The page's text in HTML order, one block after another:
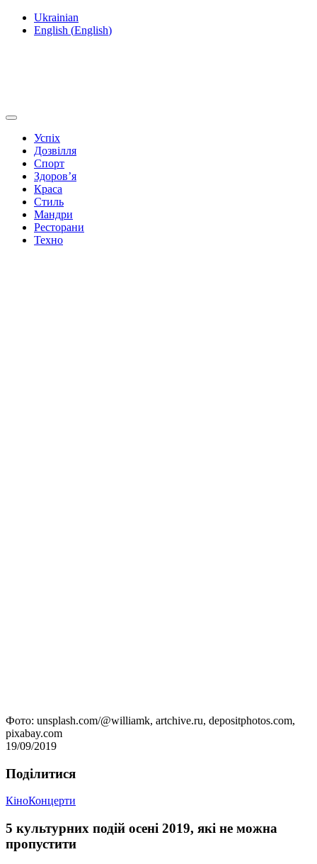
Ukrainian
English (English)
Успіх
Дозвілля
Спорт
Здоров’я
Краса
Стиль
Мандри
Ресторани
Техно
Фото: unsplash.com/@williamk, artchive.ru, depositphotos.com,
pixabay.com
19/09/2019
Подiлитися
КіноКонцерти
5 культурних подій осені 2019, які не можна
пропустити